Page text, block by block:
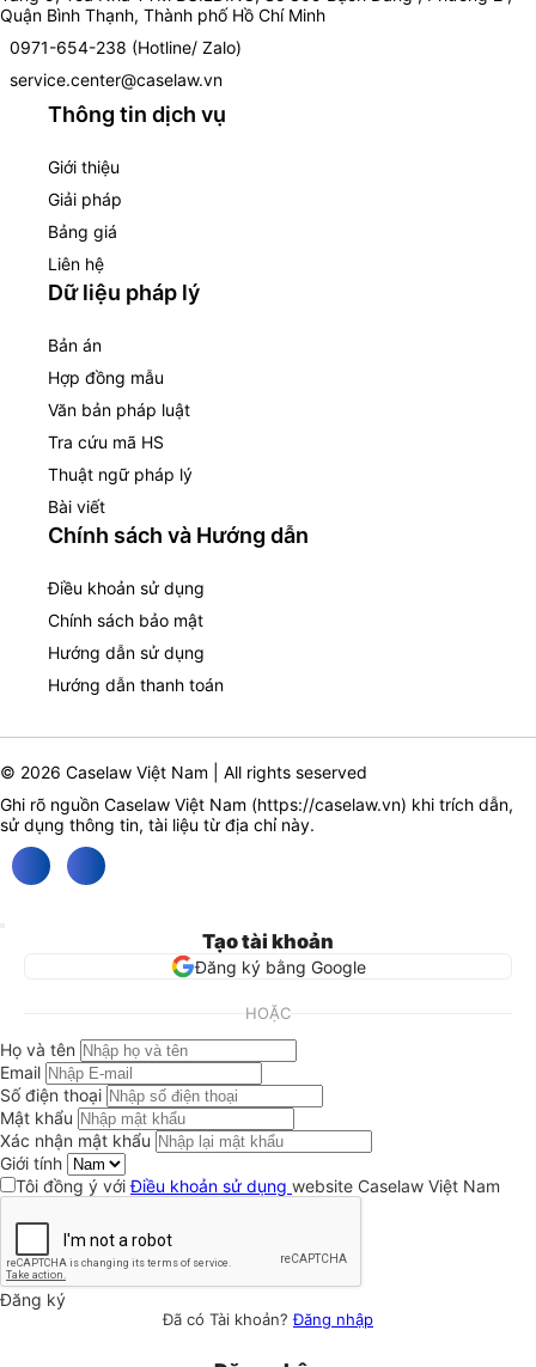
Quận Bình Thạnh, Thành phố Hồ Chí Minh
0971-654-238 (Hotline/ Zalo)
service.center@caselaw.vn
Thông tin dịch vụ
Giới thiệu
Giải pháp
Bảng giá
Liên hệ
Dữ liệu pháp lý
Bản án
Hợp đồng mẫu
Văn bản pháp luật
Tra cứu mã HS
Thuật ngữ pháp lý
Bài viết
Chính sách và Hướng dẫn
Điều khoản sử dụng
Chính sách bảo mật
Hướng dẫn sử dụng
Hướng dẫn thanh toán
© 2026 Caselaw Việt Nam | All rights seserved
Ghi rõ nguồn Caselaw Việt Nam (https://caselaw.vn) khi trích dẫn,
sử dụng thông tin, tài liệu từ địa chỉ này.
Tạo tài khoản
Đăng ký bằng Google
HOẶC
Họ và tên
Email
Số điện thoại
Mật khẩu
Xác nhận mật khẩu
Giới tính
Tôi đồng ý vớiĐiều khoản sử dụng website Caselaw Việt Nam
Đăng ký
Đã có Tài khoản?Đăng nhập